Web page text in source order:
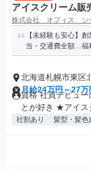
アイスクリーム販
株式会社 オフィス シ
【未経験も安心】
当・交通費全額…福
北海道札幌市東区
月給24万円～27万
資格 社員デビュ
とが好き ★アイス
社割あり 髪型・髪色